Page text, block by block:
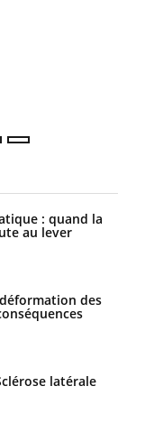
: quand la
au lever
des
latérale